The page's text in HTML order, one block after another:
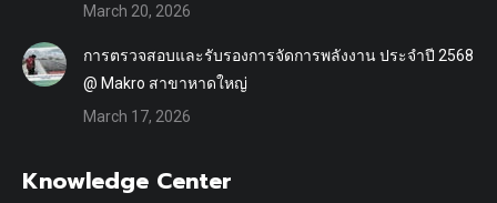
March 20, 2026
การตรวจสอบและรับรองการจัดการพลังงาน ประจำปี 2568
@ Makro สาขาหาดใหญ่
March 17, 2026
Knowledge Center